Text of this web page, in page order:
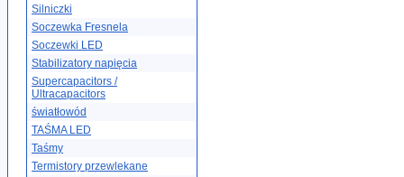
Silniczki
Soczewka Fresnela
Soczewki LED
Stabilizatory napięcia
Supercapacitors /
Ultracapacitors
światłowód
TAŚMA LED
Taśmy
Termistory przewlekane